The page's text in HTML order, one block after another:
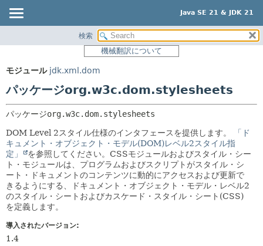
Java SE 21 & JDK 21
パッケージ
クラス
使用
ツリー
プレビュー
新規
非推奨
索引
ヘルプ
パッケージ:
説明
クラスとインタフェース
検索
機械翻訳について
モジュール jdk.xml.dom
パッケージorg.w3c.dom.stylesheets
パッケージorg.w3c.dom.stylesheets
DOM Level 2スタイル仕様のインタフェースを提供します。
「ド
キュメント・オブジェクト・モデル(DOM)レベル2スタイル指
定」
を参照してください。CSSモジュールおよびスタイル・シー
ト・モジュールは、プログラムおよびスクリプトがスタイル・シ
ート・ドキュメントのコンテンツに動的にアクセスおよび更新で
きるようにする、ドキュメント・オブジェクト・モデル・レベル2
のスタイル・シートおよびカスケード・スタイル・シート(CSS)
を定義します。
導入されたバージョン:
1.4